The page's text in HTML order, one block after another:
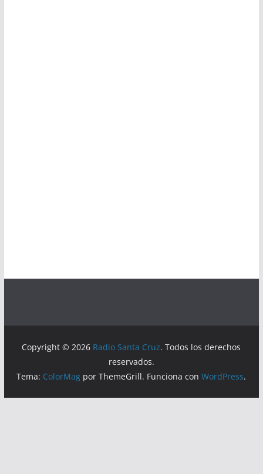
Copyright © 2026 Radio Santa Cruz. Todos los derechos
reservados.
Tema: ColorMag por ThemeGrill. Funciona conWordPress.